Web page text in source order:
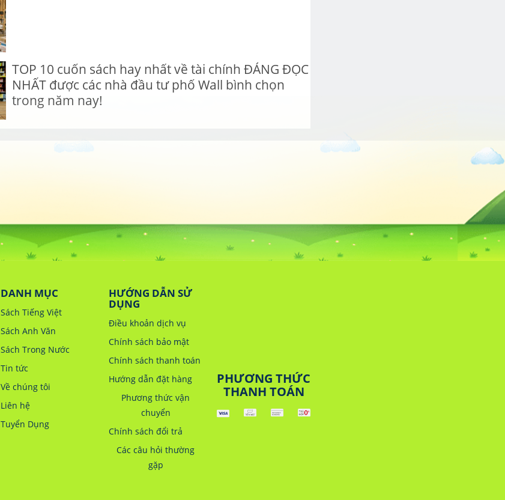
TOP 10 cuốn sách hay nhất về tài chính ĐÁNG ĐỌC
NHẤT được các nhà đầu tư phố Wall bình chọn
trong năm nay!
DANH MỤC
Sách Tiếng Việt
Sách Anh Văn
Sách Trong Nước
Tin tức
Về chúng tôi
Liên hệ
Tuyển Dụng
HƯỚNG DẪN SỬ
DỤNG
Điều khoản dịch vụ
Chính sách bảo mật
Chính sách thanh toán
Hướng dẫn đặt hàng
Phương thức vận
chuyển
Chính sách đổi trả
Các câu hỏi thường
gặp
PHƯƠNG THỨC
THANH TOÁN